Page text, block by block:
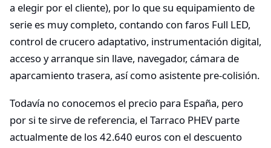
a elegir por el cliente), por lo que su equipamiento de
serie es muy completo, contando con faros Full LED,
control de crucero adaptativo, instrumentación digital,
acceso y arranque sin llave, navegador, cámara de
aparcamiento trasera, así como asistente pre-colisión.
Todavía no conocemos el precio para España, pero
por si te sirve de referencia, el Tarraco PHEV parte
actualmente de los 42.640 euros con el descuento